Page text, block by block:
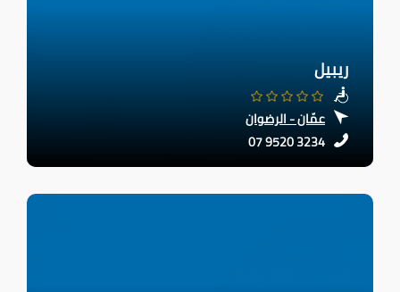
ريبيل
عمّان - الرضوان
07 9520 3234